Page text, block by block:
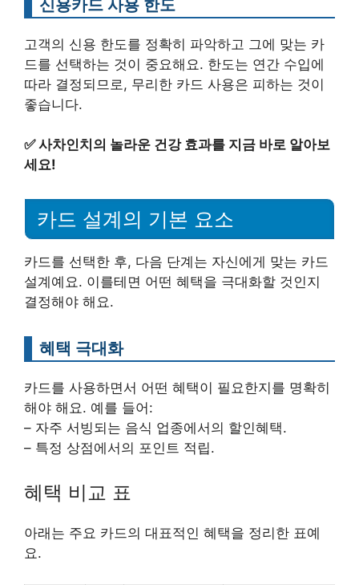
신용카드 사용 한도
고객의 신용 한도를 정확히 파악하고 그에 맞는 카
드를 선택하는 것이 중요해요. 한도는 연간 수입에
따라 결정되므로, 무리한 카드 사용은 피하는 것이
좋습니다.
✅사차인치의 놀라운 건강 효과를 지금 바로 알아보
세요!
카드 설계의 기본 요소
카드를 선택한 후, 다음 단계는 자신에게 맞는 카드
설계예요. 이를테면 어떤 혜택을 극대화할 것인지
결정해야 해요.
혜택 극대화
카드를 사용하면서 어떤 혜택이 필요한지를 명확히
해야 해요. 예를 들어:
– 자주 서빙되는 음식 업종에서의 할인혜택.
– 특정 상점에서의 포인트 적립.
혜택 비교 표
아래는 주요 카드의 대표적인 혜택을 정리한 표예
요.